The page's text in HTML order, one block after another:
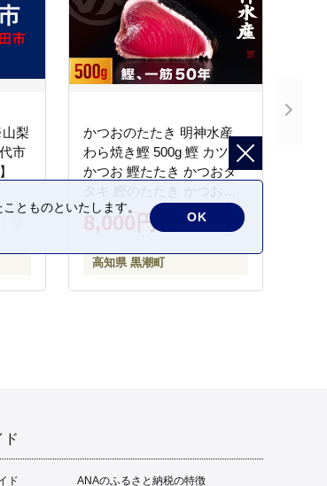
梨
市
かつおのたたき 明神水産
わら焼き鰹 500g 鰹 カツオ
かつお 鰹たたき かつおタ
タキ 鰹のたたき かつおの
タタキ 藁焼き わら焼き 魚
さかな 海鮮 刺身 お刺身 冷
ご当地 本場 高知 黒潮町 ギ
フト 贈答品 人気 返礼品 ふ
8,000円
高知県 黒潮町
ド
ド ANAのふるさと納税の特徴
とものといたします。
OK